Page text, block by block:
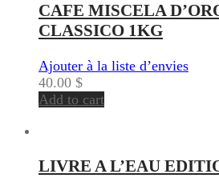
CAFE MISCELA
CLASSICO 1KG
Ajouter à la liste d’envies
40.00 $
Add to cart
LIVRE A L’EAU